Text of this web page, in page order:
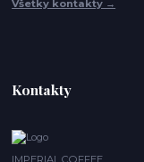
Všetky kontakty →
Kontakty
IMPERIAL COFFEE